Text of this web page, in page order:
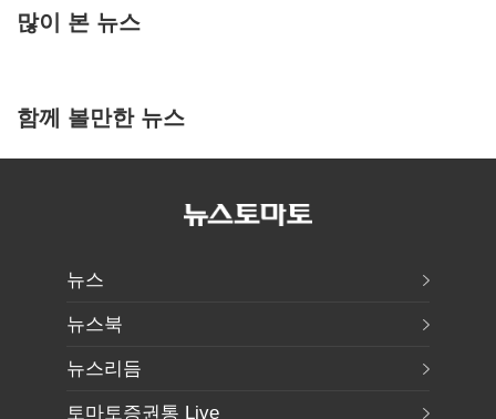
많이 본 뉴스
함께 볼만한 뉴스
뉴스
뉴스북
뉴스리듬
토마토증권통 Live